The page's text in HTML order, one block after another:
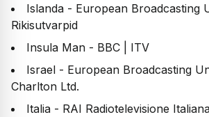
Islanda - European Broadcasting
Rikisutvarpid
Insula Man - BBC | ITV
Israel - European Broadcasting
Charlton Ltd.
Italia - RAI Radiotelevisione